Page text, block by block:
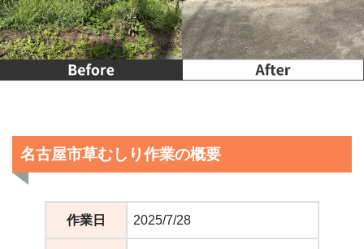
名古屋市草むしり作業の概要
作業日 2025/7/28